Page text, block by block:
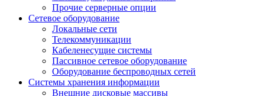
Прочие серверные опции
Сетевое оборудование
Локальные сети
Телекоммуникации
Кабеленесущие системы
Пассивное сетевое оборудование
Оборудование беспроводных сетей
Системы хранения информации
Внешние дисковые массивы